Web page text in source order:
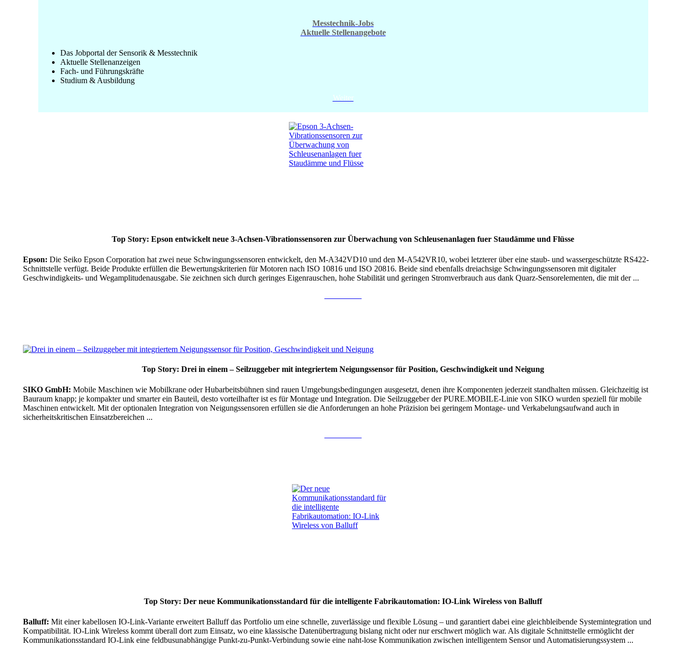
Messtechnik-Jobs
Aktuelle Stellenangebote
Das Jobportal der Sensorik & Messtechnik
Aktuelle Stellenanzeigen
Fach- und Führungskräfte
Studium & Ausbildung
Weiter
Top Story: Epson entwickelt neue 3-Achsen-Vibrationssensoren zur Überwachung von Schleusenanlagen fuer Staudämme und Flüsse
Epson: Die Seiko Epson Corporation hat zwei neue Schwingungssensoren entwickelt, den M-A342VD10 und den M-A542VR10, wobei letzterer über eine staub- und wassergeschützte RS422-
Schnittstelle verfügt. Beide Produkte erfüllen die Bewertungskriterien für Motoren nach ISO 10816 und ISO 20816. Beide sind ebenfalls dreiachsige Schwingungssensoren mit digitaler
Geschwindigkeits- und Wegamplitudenausgabe. Sie zeichnen sich durch geringes Eigenrauschen, hohe Stabilität und geringen Stromverbrauch aus dank Quarz-Sensorelementen, die mit der ...
Top Story: Drei in einem – Seilzuggeber mit integriertem Neigungssensor für Position, Geschwindigkeit und Neigung
SIKO GmbH: Mobile Maschinen wie Mobilkrane oder Hubarbeitsbühnen sind rauen Umgebungsbedingungen ausgesetzt, denen ihre Komponenten jederzeit standhalten müssen. Gleichzeitig ist
Bauraum knapp; je kompakter und smarter ein Bauteil, desto vorteilhafter ist es für Montage und Integration. Die Seilzuggeber der PURE.MOBILE-Linie von SIKO wurden speziell für mobile
Maschinen entwickelt. Mit der optionalen Integration von Neigungssensoren erfüllen sie die Anforderungen an hohe Präzision bei geringem Montage- und Verkabelungsaufwand auch in
sicherheitskritischen Einsatzbereichen ...
Top Story: Der neue Kommunikationsstandard für die intelligente Fabrikautomation: IO-Link Wireless von Balluff
Balluff: Mit einer kabellosen IO-Link-Variante erweitert Balluff das Portfolio um eine schnelle, zuverlässige und flexible Lösung – und garantiert dabei eine gleichbleibende Systemintegration und
Kompatibilität. IO-Link Wireless kommt überall dort zum Einsatz, wo eine klassische Datenübertragung bislang nicht oder nur erschwert möglich war. Als digitale Schnittstelle ermöglicht der
Kommunikationsstandard IO-Link eine feldbusunabhängige Punkt-zu-Punkt-Verbindung sowie eine naht-lose Kommunikation zwischen intelligentem Sensor und Automatisierungssystem ...